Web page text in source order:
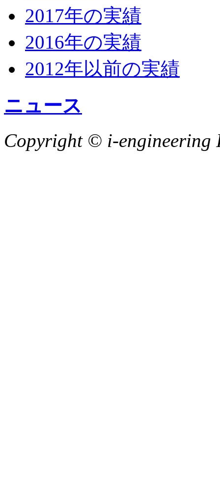
2017年の実績
2016年の実績
2012年以前の実績
ニュース
Copyright © i-engineering